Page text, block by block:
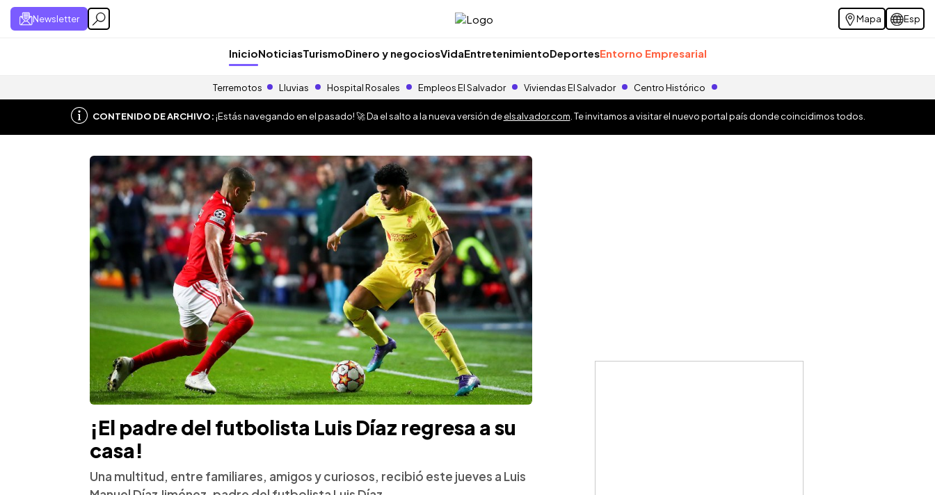
Newsletter Mapa Esp
InicioNoticiasTurismoDinero y negociosVidaEntretenimientoDeportesEntorno Empresarial
Terremotos Lluvias Hospital Rosales Empleos El Salvador Viviendas El Salvador Centro Histórico
CONTENIDO DE ARCHIVO:¡Estás navegando en el pasado! 🚀 Da el salto a la nueva versión deelsalvador.com . Te invitamos a visitar el nuevo portal país donde coincidimos todos.
¡El padre del futbolista Luis Díaz regresa a su
casa!
Una multitud, entre familiares, amigos y curiosos, recibió este jueves a Luis